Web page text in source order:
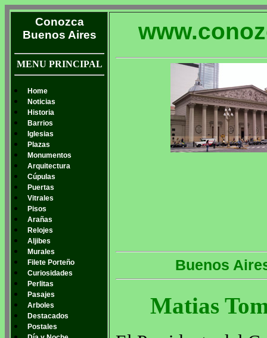
Conozca
Buenos Aires
MENU PRINCIPAL
Home
Noticias
Historia
Barrios
Iglesias
Plazas
Monumentos
Arquitectura
Cúpulas
Puertas
Vitrales
Pisos
Arañas
Relojes
Aljibes
Murales
Filete Porteño
Curiosidades
Perlitas
Pasajes
Arboles
Destacados
Postales
Buenos
Matias